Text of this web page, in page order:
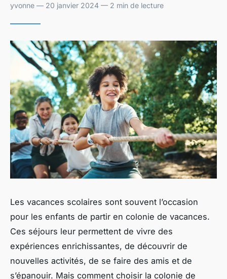
yvonne — 20 janvier 2024 — 2 min de lecture
Les vacances scolaires sont souvent l’occasion
pour les enfants de partir en colonie de vacances.
Ces séjours leur permettent de vivre des
expériences enrichissantes, de découvrir de
nouvelles activités, de se faire des amis et de
s’épanouir. Mais comment choisir la colonie de